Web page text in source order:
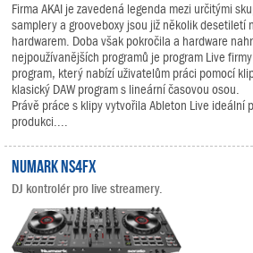
Firma AKAI je zavedená legenda mezi určitými
samplery a grooveboxy jsou již několik desetiletí
hardwarem. Doba však pokročila a hardware
nejpoužívanějších programů je program Live
program, který nabízí uživatelům práci pomocí
klasický DAW program s lineární časovou osou.
Právě práce s klipy vytvořila Ableton Live ideální
produkci....
Numark NS4FX
DJ kontrolér pro live streamery.